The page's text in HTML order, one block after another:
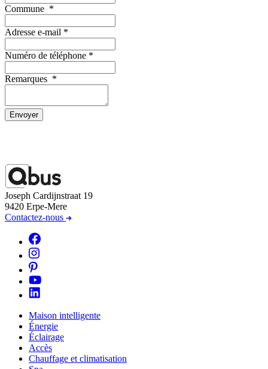
Commune *
Adresse e-mail *
Numéro de téléphone *
Remarques *
Envoyer
Joseph Cardijnstraat 19
9420 Erpe-Mere
Contactez-nous
Maison intelligente
Énergie
Éclairage
Accès
Chauffage et climatisation